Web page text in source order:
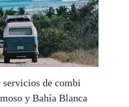
servicios de combi
y Bahía Blanca